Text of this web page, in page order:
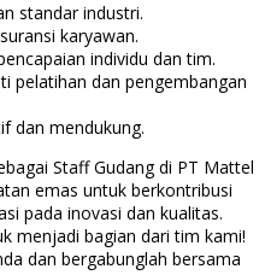
standar industri.
karyawan.
individu dan tim.
pelatihan dan pengembangan
dan mendukung.
Staff Gudang di PT Mattel
emas untuk berkontribusi
pada inovasi dan kualitas.
menjadi bagian dari tim kami!
dan bergabunglah bersama